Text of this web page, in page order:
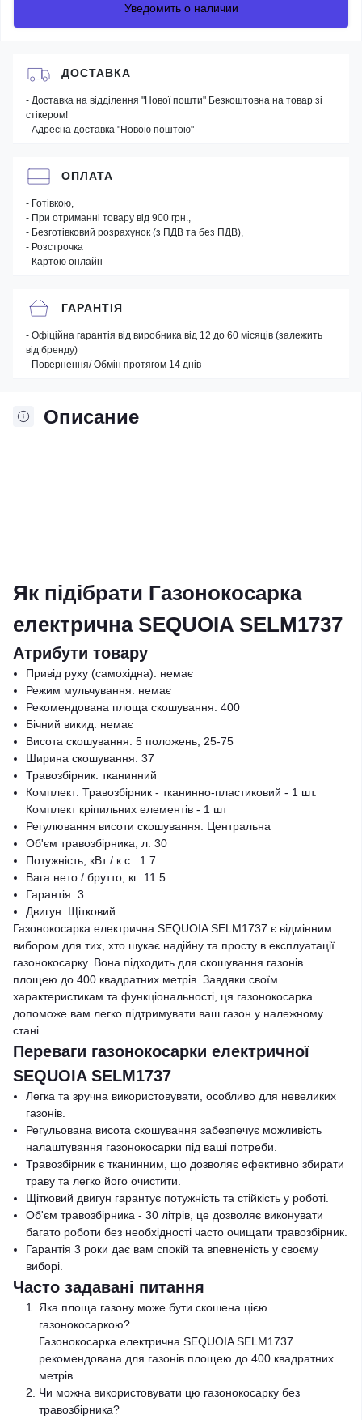
Уведомить о наличии
Описание
Як підібрати Газонокосарка
електрична SEQUOIA SELM1737
Атрибути товару
Привід руху (самохідна): немає
Режим мульчування: немає
Рекомендована площа скошування: 400
Бічний викид: немає
Висота скошування: 5 положень, 25-75
Ширина скошування: 37
Травозбірник: тканинний
Комплект: Травозбірник - тканинно-пластиковий - 1 шт.
Комплект кріпильних елементів - 1 шт
Регулювання висоти скошування: Центральна
Об'єм травозбірника, л: 30
Потужність, кВт / к.с.: 1.7
Вага нето / брутто, кг: 11.5
Гарантія: 3
Двигун: Щітковий
Газонокосарка електрична SEQUOIA SELM1737 є відмінним
вибором для тих, хто шукає надійну та просту в експлуатації
газонокосарку. Вона підходить для скошування газонів
площею до 400 квадратних метрів. Завдяки своїм
характеристикам та функціональності, ця газонокосарка
допоможе вам легко підтримувати ваш газон у належному
стані.
Переваги газонокосарки електричної
SEQUOIA SELM1737
Легка та зручна використовувати, особливо для невеликих
газонів.
Регульована висота скошування забезпечує можливість
налаштування газонокосарки під ваші потреби.
Травозбірник є тканинним, що дозволяє ефективно збирати
траву та легко його очистити.
Щітковий двигун гарантує потужність та стійкість у роботі.
Об'єм травозбірника - 30 літрів, це дозволяє виконувати
багато роботи без необхідності часто очищати травозбірник.
Гарантія 3 роки дає вам спокій та впевненість у своєму
виборі.
Часто задавані питання
Яка площа газону може бути скошена цією
газонокосаркою?
Газонокосарка електрична SEQUOIA SELM1737
рекомендована для газонів площею до 400 квадратних
метрів.
Чи можна використовувати цю газонокосарку без
травозбірника?
ДОСТАВКА
- Доставка на відділення "Нової пошти" Безкоштовна на товар зі
стікером!
- Адресна доставка "Новою поштою"
ОПЛАТА
- Готівкою,
- При отриманні товару від 900 грн.,
- Безготівковий розрахунок (з ПДВ та без ПДВ),
- Розстрочка
- Картою онлайн
ГАРАНТІЯ
- Офіційна гарантія від виробника від 12 до 60 місяців (залежить
від бренду)
- Повернення/ Обмін протягом 14 днів